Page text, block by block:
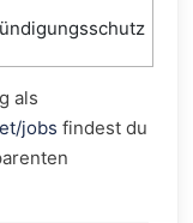
als
jobs findest du